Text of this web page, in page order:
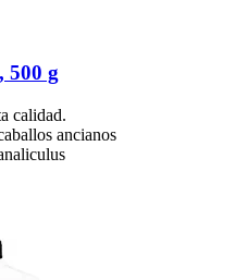
500 g
calidad.
ancianos